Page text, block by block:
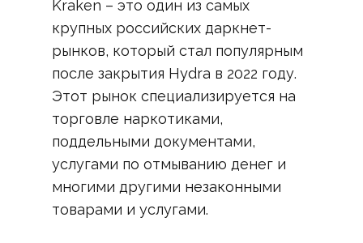
Kraken – это один из самых
крупных российских даркнет-
рынков, который стал популярным
после закрытия Hydra в 2022 году.
Этот рынок специализируется на
торговле наркотиками,
поддельными документами,
услугами по отмыванию денег и
многими другими незаконными
товарами и услугами.